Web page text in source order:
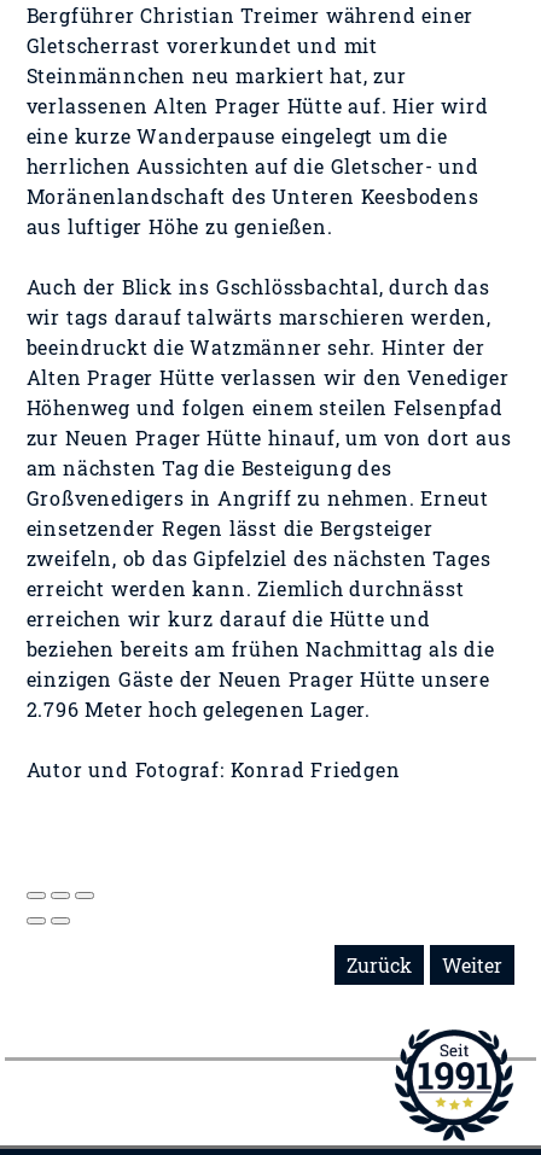
Bergführer Christian Treimer während einer
Gletscherrast vorerkundet und mit
Steinmännchen neu markiert hat, zur
verlassenen Alten Prager Hütte auf. Hier wird
eine kurze Wanderpause eingelegt um die
herrlichen Aussichten auf die Gletscher- und
Moränenlandschaft des Unteren Keesbodens
aus luftiger Höhe zu genießen.
Auch der Blick ins Gschlössbachtal, durch das
wir tags darauf talwärts marschieren werden,
beeindruckt die Watzmänner sehr. Hinter der
Alten Prager Hütte verlassen wir den Venediger
Höhenweg und folgen einem steilen Felsenpfad
zur Neuen Prager Hütte hinauf, um von dort aus
am nächsten Tag die Besteigung des
Großvenedigers in Angriff zu nehmen. Erneut
einsetzender Regen lässt die Bergsteiger
zweifeln, ob das Gipfelziel des nächsten Tages
erreicht werden kann. Ziemlich durchnässt
erreichen wir kurz darauf die Hütte und
beziehen bereits am frühen Nachmittag als die
einzigen Gäste der Neuen Prager Hütte unsere
2.796 Meter hoch gelegenen Lager.
Autor und Fotograf: Konrad Friedgen
Zurück Weiter